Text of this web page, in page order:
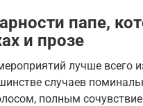
папе,
и прозе
лучше всего
случаев
полным